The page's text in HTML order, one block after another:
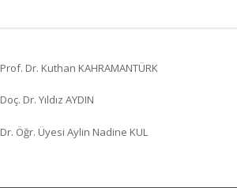
Prof. Dr. Kuthan KAHRAMANTÜRK
Doç. Dr. Yıldız AYDIN
Dr. Öğr. Üyesi Aylin Nadine KUL